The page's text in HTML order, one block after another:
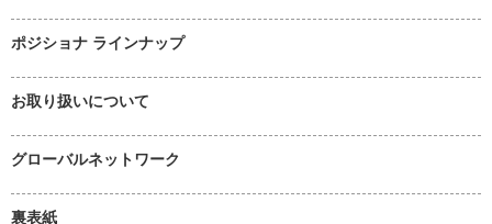
ポジショナ ラインナップ
お取り扱いについて
グローバルネットワーク
裏表紙